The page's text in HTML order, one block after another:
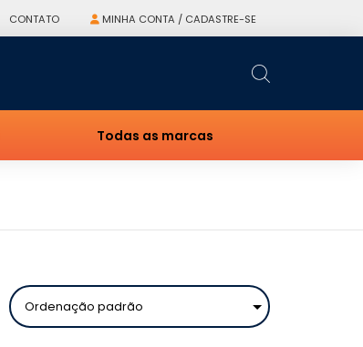
CONTATO MINHA CONTA / CADASTRE-SE
Todas as marcas